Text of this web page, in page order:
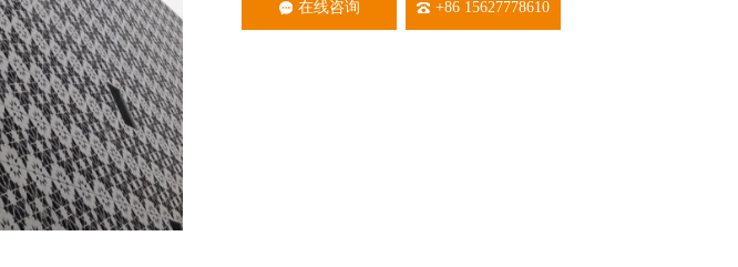
在线咨询 +86 15627778610